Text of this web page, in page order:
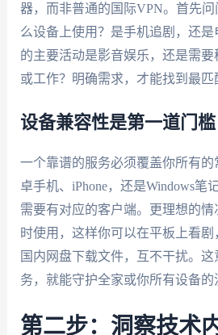
器，而非普通的国际VPN。首先
么设备上使用？是手机追剧，还
的主要活动是影音娱乐，还是需
或工作？明确需求，才能找到最匹
设备兼容性是第一道门槛
一个靠谱的服务必须覆盖你所有
卓手机、iPhone，还是Windows笔
需要有对应的客户端。更理想的情
时使用，这样你可以在平板上看
国内网盘下载文件，互不干扰。
务，就能守护全家或你所有设备的
第二步：洞察技术